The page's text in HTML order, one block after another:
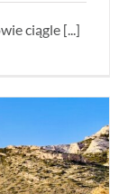
ciągle [...]